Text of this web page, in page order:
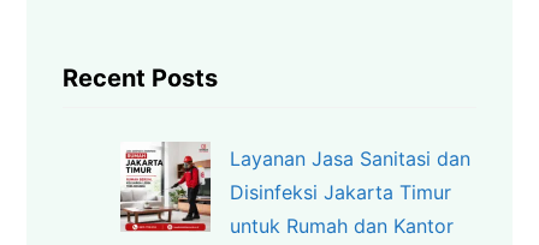
Recent Posts
Layanan Jasa Sanitasi dan
Disinfeksi Jakarta Timur
untuk Rumah dan Kantor